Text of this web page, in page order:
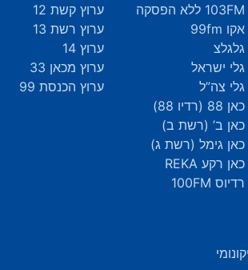
103FM ללא הפסקה
אקו 99fm
גלגלצ
גלי ישראל
גלי צה”ל
כאן 88 (רדיו 88)
כאן ב’ (רשת ב)
כאן גימל (רשת ג)
כאן רקע REKA
רדיוס 100FM
ערוץ קשת 12
ערוץ רשת 13
ערוץ 14
ערוץ מכאן 33
ערוץ הכנסת 99